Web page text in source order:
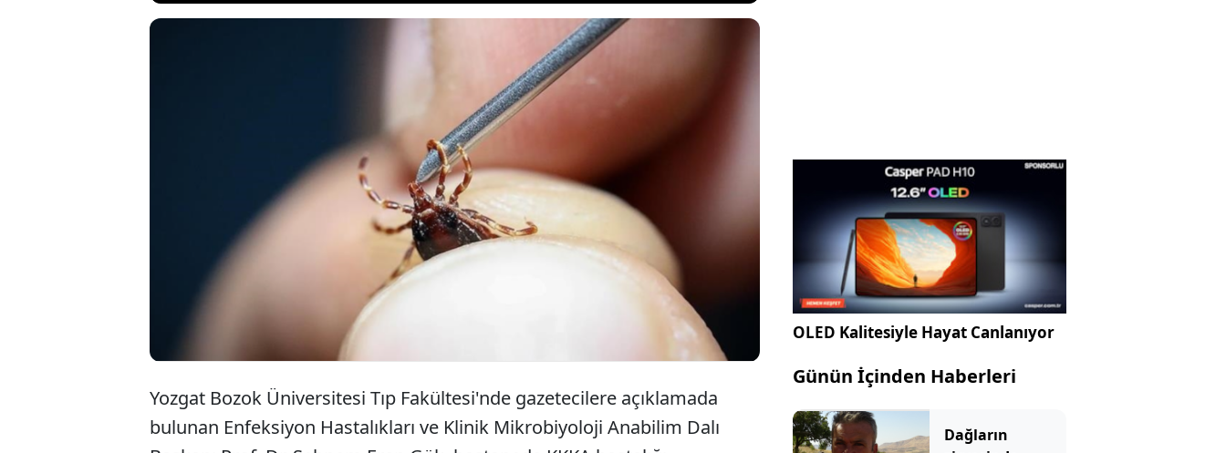
Yozgat'ta Kırım Kongo Kanamalı Ateşi (KKKA)
teşhisiyle hastaneye kaldırılan iki kişi, tedavi
altına alındı.
Yozgat Bozok Üniversitesi Tıp Fakültesi'nde gazetecilere açıklamada
bulunan Enfeksiyon Hastalıkları ve Klinik Mikrobiyoloji Anabilim Dalı
OLED Kalitesiyle Hayat Canlanıyor
Günün İçinden Haberleri
Dağların